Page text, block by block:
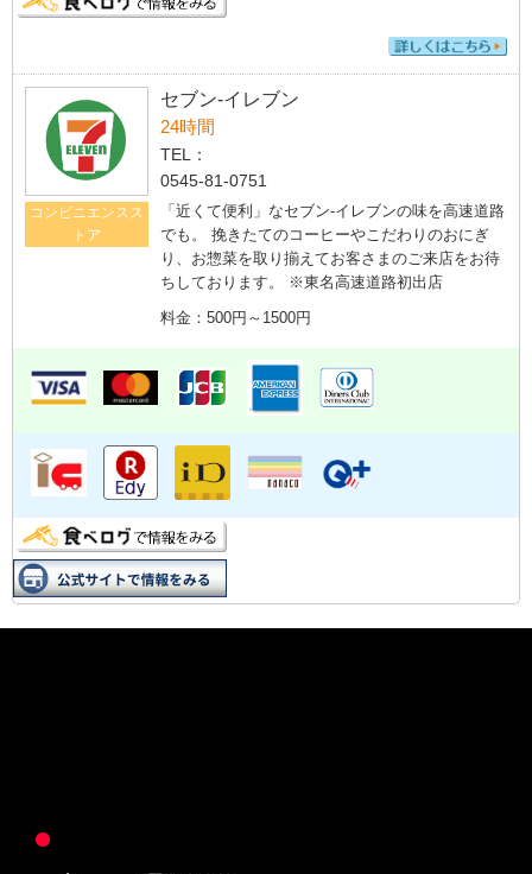
コンビニエンスス
トア
セブン-イレブン
24時間
TEL：
0545-81-0751
「近くて便利」なセブン-イレブンの味を高速道路
でも。 挽きたてのコーヒーやこだわりのおにぎ
り、お惣菜を取り揃えてお客さまのご来店をお待
ちしております。 ※東名高速道路初出店
料金：500円～1500円